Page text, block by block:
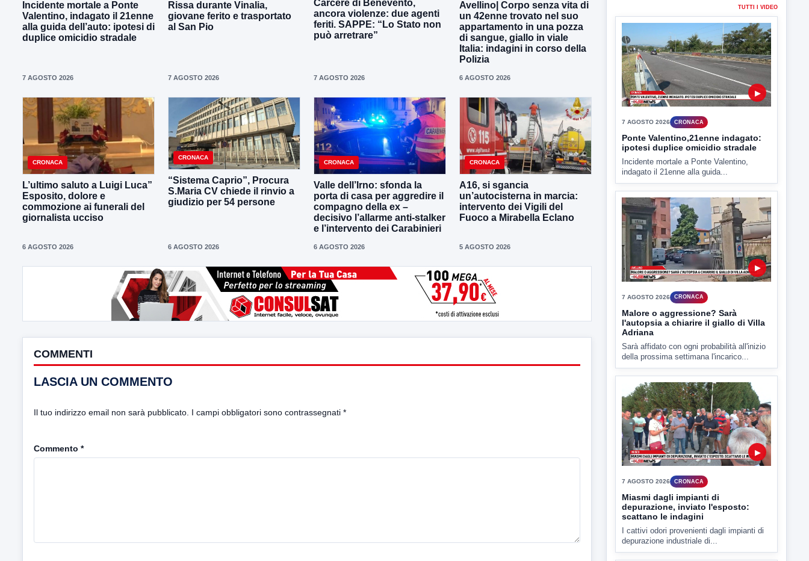
Incidente mortale a Ponte
Valentino, indagato il 21enne
alla guida dell’auto: ipotesi di
duplice omicidio stradale
7 AGOSTO 2026
Rissa durante Vinalia,
giovane ferito e trasportato
al San Pio
7 AGOSTO 2026
Carcere di Benevento,
ancora violenze: due agenti
feriti. SAPPE: “Lo Stato non
può arretrare”
7 AGOSTO 2026
Avellino| Corpo senza vita di
un 42enne trovato nel suo
appartamento in una pozza
di sangue, giallo in viale
Italia: indagini in corso della
Polizia
6 AGOSTO 2026
CRONACA
L’ultimo saluto a Luigi Luca”
Esposito, dolore e
commozione ai funerali del
giornalista ucciso
6 AGOSTO 2026
CRONACA
“Sistema Caprio”, Procura
S.Maria CV chiede il rinvio a
giudizio per 54 persone
6 AGOSTO 2026
CRONACA
Valle dell’Irno: sfonda la
porta di casa per aggredire il
compagno della ex –
decisivo l’allarme anti-stalker
e l’intervento dei Carabinieri
6 AGOSTO 2026
CRONACA
A16, si sgancia
un’autocisterna in marcia:
intervento dei Vigili del
Fuoco a Mirabella Eclano
5 AGOSTO 2026
COMMENTI
LASCIA UN COMMENTO
Il tuo indirizzo email non sarà pubblicato. I campi obbligatori sono contrassegnati *
Commento *
▶
7 AGOSTO 2026
Ponte Valentino,21enne indagato:
ipotesi duplice omicidio stradale
Incidente mortale a Ponte Valentino,
indagato il 21enne alla guida...
▶
7 AGOSTO 2026 CRONACA
Malore o aggressione? Sarà
l'autopsia a chiarire il giallo di Villa
Sarà affidato con ogni probabilità all'inizio
della prossima settimana l'incarico...
▶
7 AGOSTO 2026 CRONACA
Miasmi dagli impianti di
depurazione, inviato l'esposto:
I cattivi odori provenienti dagli impianti di
depurazione industriale di...